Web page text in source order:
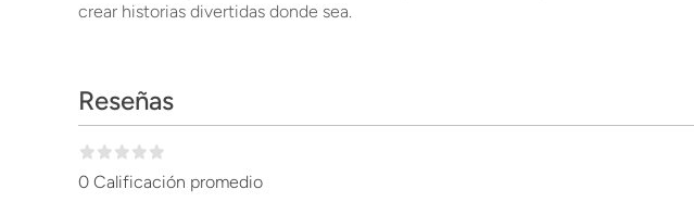
crear historias divertidas donde sea.
Reseñas
0 Calificación promedio